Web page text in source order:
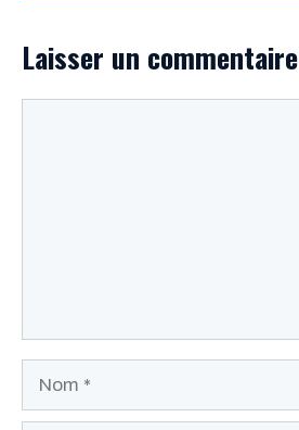
Laisser un commentaire